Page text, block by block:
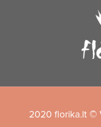
2020 florika.lt ©